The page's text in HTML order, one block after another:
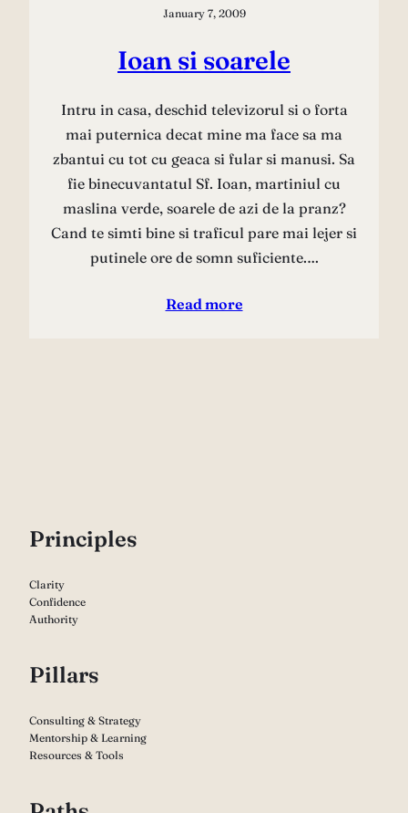
January 7, 2009
Ioan si soarele
Intru in casa, deschid televizorul si o forta
mai puternica decat mine ma face sa ma
zbantui cu tot cu geaca si fular si manusi. Sa
fie binecuvantatul Sf. Ioan, martiniul cu
maslina verde, soarele de azi de la pranz?
Cand te simti bine si traficul pare mai lejer si
putinele ore de somn suficiente.…
Read more
Principles
Clarity
Confidence
Authority
Pillars
Consulting & Strategy
Mentorship & Learning
Resources & Tools